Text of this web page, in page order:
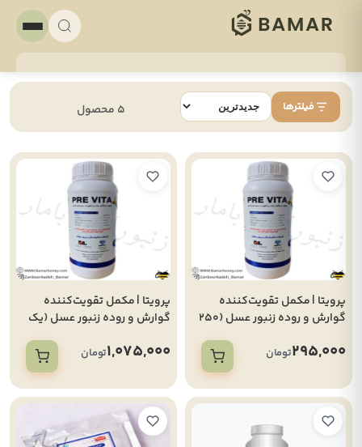
فیلترها 5 محصول
پرویتا | مکمل تقویت‌کننده
گوارش و روده زنبور عسل (250
295,000تومان
پرویتا | مکمل تقویت‌کننده
گوارش و روده زنبور عسل (یک
1,075,000تومان